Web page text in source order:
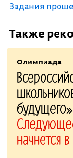
Задания
Также
Олимпиада
будущего»
начнется